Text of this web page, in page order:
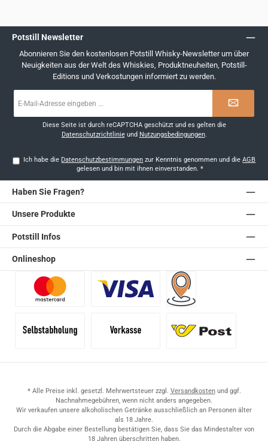
Potstill Newsletter
Abonnieren Sie den kostenlosen Potstill Whisky-Newsletter um über
Neuigkeiten aus der Welt des Whiskies, Produktneuheiten, Potstill-
Editions und Verkostungen informiert zu werden.
Mail-
Diese Seite ist durch reCAPTCHA geschützt und es gelten die
Datenschutzrichtlinieund Nutzungsbedingungen.
Ich habe die Datenschutzbestimmungen zur Kenntnis genommen und dieAGB
gelesen und bin mit ihnen einverstanden. *
Haben Sie Fragen?
Unsere Produkte
Potstill Infos
Onlineshop
* Alle Preise inkl. gesetzl. Mehrwertsteuer zzgl. Versandkostenund ggf.
Nachnahmegebühren, wenn nicht anders angegeben.
Wir verkaufen unsere alkoholischen Getränke ausschließlich an Personen älter
als 18 Jahre.
Durch die Abgabe einer Bestellung bestätigen Sie, dass Sie das Mindestalter von
18 Jahren überschritten haben.